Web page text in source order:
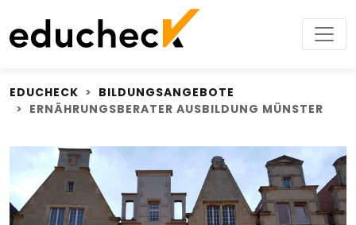
EDUCHECK
BILDUNGSANGEBOTE
ERNÄHRUNGSBERATER AUSBILDUNG MÜNSTER